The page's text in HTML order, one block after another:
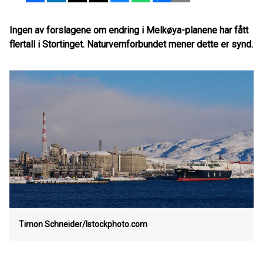
Ingen av forslagene om endring i Melkøya-planene har fått
flertall i Stortinget. Naturvernforbundet mener dette er synd.
Timon Schneider/Istockphoto.com